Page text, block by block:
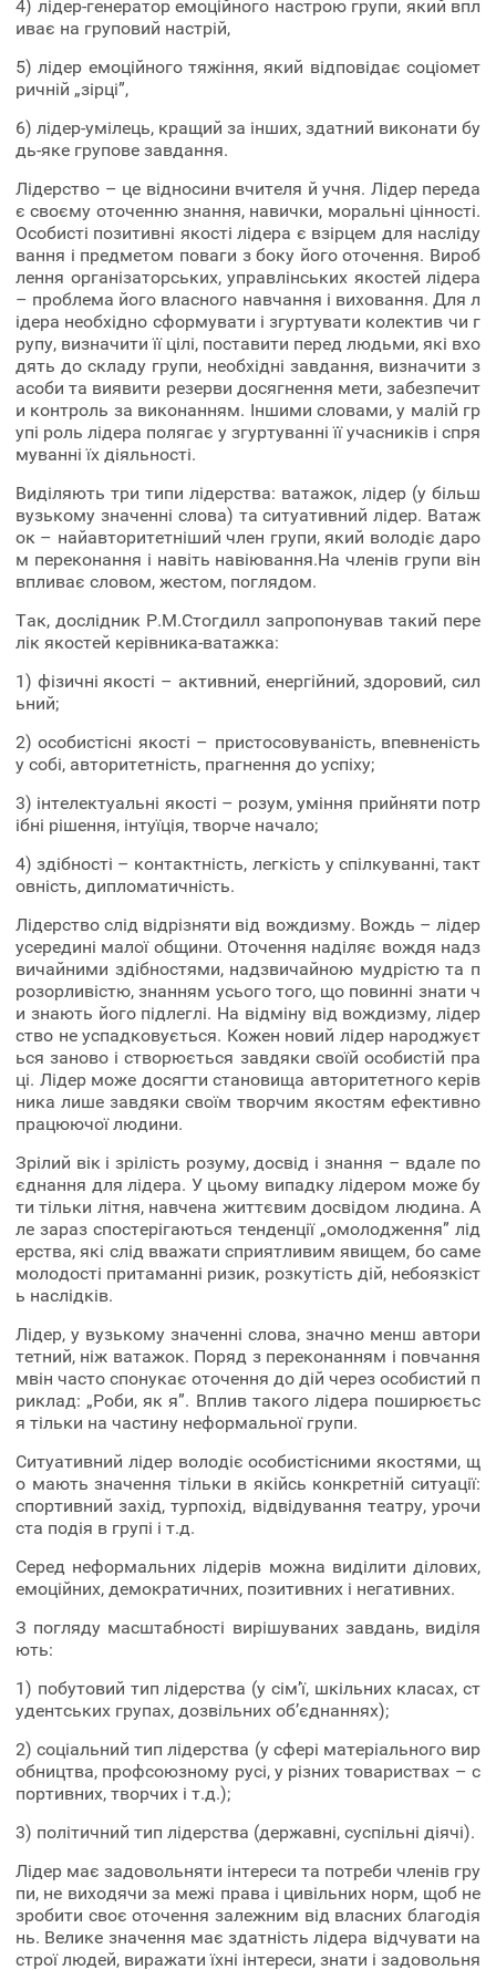
4) лідер-генератор емоційного настрою групи, який впл
иває на груповий настрій,
5) лідер емоційного тяжіння, який відповідає соціомет
ричній „зірці”,
6) лідер-умілець, кращий за інших, здатний виконати бу
дь-яке групове завдання.
Лідерство – це відносини вчителя й учня. Лідер переда
є своєму оточенню знання, навички, моральні цінності.
Особисті позитивні якості лідера є взірцем для насліду
вання і предметом поваги з боку його оточення. Вироб
лення організаторських, управлінських якостей лідера
– проблема його власного навчання і виховання. Для л
ідера необхідно сформувати і згуртувати колектив чи г
рупу, визначити її цілі, поставити перед людьми, які вхо
дять до складу групи, необхідні завдання, визначити з
асоби та виявити резерви досягнення мети, забезпечит
и контроль за виконанням. Іншими словами, у малій гр
упі роль лідера полягає у згуртуванні її учасників і спря
муванні їх діяльності.
Виділяють три типи лідерства: ватажок, лідер (у більш
вузькому значенні слова) та ситуативний лідер. Ватаж
ок – найавторитетніший член групи, який володіє даро
м переконання і навіть навіювання.На членів групи він
впливає словом, жестом, поглядом.
Так, дослідник Р.М.Стогдилл запропонував такий пере
лік якостей керівника-ватажка:
1) фізичні якості – активний, енергійний, здоровий, сил
ьний;
2) особистісні якості – пристосовуваність, впевненість
у собі, авторитетність, прагнення до успіху;
3) інтелектуальні якості – розум, уміння прийняти потр
ібні рішення, інтуїція, творче начало;
4) здібності – контактність, легкість у спілкуванні, такт
овність, дипломатичність.
Лідерство слід відрізняти від вождизму. Вождь – лідер
усередині малої общини. Оточення наділяє вождя надз
вичайними здібностями, надзвичайною мудрістю та п
розорливістю, знанням усього того, що повинні знати ч
и знають його підлеглі. На відміну від вождизму, лідер
ство не успадковується. Кожен новий лідер народжуєт
ься заново і створюється завдяки своїй особистій пра
ці. Лідер може досягти становища авторитетного керів
ника лише завдяки своїм творчим якостям ефективно
працюючої людини.
Зрілий вік і зрілість розуму, досвід і знання – вдале по
єднання для лідера. У цьому випадку лідером може бу
ти тільки літня, навчена життєвим досвідом людина. А
ле зараз спостерігаються тенденції „омолодження” лід
ерства, які слід вважати сприятливим явищем, бо саме
молодості притаманні ризик, розкутість дій, небоязкіст
ь наслідків.
Лідер, у вузькому значенні слова, значно менш автори
тетний, ніж ватажок. Поряд з переконанням і повчання
мвін часто спонукає оточення до дій через особистий п
риклад: „Роби, як я”. Вплив такого лідера поширюєтьс
я тільки на частину неформальної групи.
Ситуативний лідер володіє особистісними якостями, щ
о мають значення тільки в якійсь конкретній ситуації:
спортивний захід, турпохід, відвідування театру, урочи
ста подія в групі і т.д.
Серед неформальних лідерів можна виділити ділових,
емоційних, демократичних, позитивних і негативних.
З погляду масштабності вирішуваних завдань, виділя
ють:
1) побутовий тип лідерства (у сім’ї, шкільних класах, ст
удентських групах, дозвільних об’єднаннях);
2) соціальний тип лідерства (у сфері матеріального вир
обництва, профсоюзному русі, у різних товариствах – с
портивних, творчих і т.д.);
3) політичний тип лідерства (державні, суспільні діячі).
Лідер має задовольняти інтереси та потреби членів гру
пи, не виходячи за межі права і цивільних норм, щоб не
зробити своє оточення залежним від власних благодія
нь. Велике значення має здатність лідера відчувати на
строї людей, виражати їхні інтереси, знати і задовольня